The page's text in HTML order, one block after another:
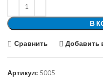
В
Сравнить Добавить
Артикул: 5005